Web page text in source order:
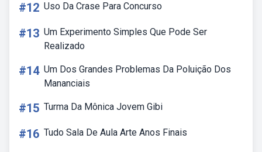
#12 Uso Da Crase Para Concurso
#13 Um Experimento Simples Que Pode Ser
Realizado
#14 Um Dos Grandes Problemas Da Poluição Dos
Mananciais
#15 Turma Da Mônica Jovem Gibi
#16 Tudo Sala De Aula Arte Anos Finais